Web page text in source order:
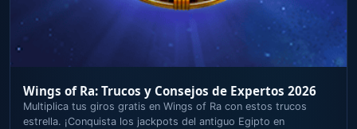
Wings of Ra: Trucos y Consejos de Expertos 2026
Multiplica tus giros gratis en Wings of Ra con estos trucos
estrella. ¡Conquista los jackpots del antiguo Egipto en